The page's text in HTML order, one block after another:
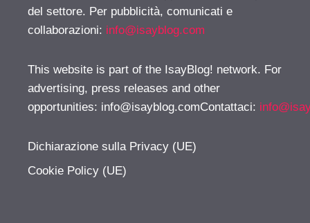
del settore. Per pubblicità, comunicati e
collaborazioni: info@isayblog.com
This website is part of the IsayBlog! network. For
advertising, press releases and other
opportunities: info@isayblog.comContattaci:
Dichiarazione sulla Privacy (UE)
Cookie Policy (UE)